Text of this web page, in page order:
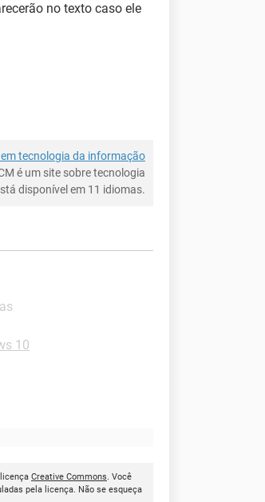
no texto caso ele
tecnologia da informação
é um site sobre tecnologia
disponível em 11 idiomas.
10
Creative Commons. Você
pela licença. Não se esqueça